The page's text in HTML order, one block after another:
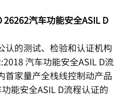
26262汽车功能安全ASIL D
认的测试、检验和认证机构
汽车功能安全ASIL D流
首家量产全栈线控制动产品
能安全ASIL D流程认证的